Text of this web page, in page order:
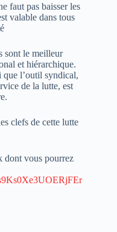
faut pas baisser les
valable dans tous
sont le meilleur
et hiérarchique.
que l’outil syndical,
de la lutte, est
clefs de cette lutte
dont vous pourrez